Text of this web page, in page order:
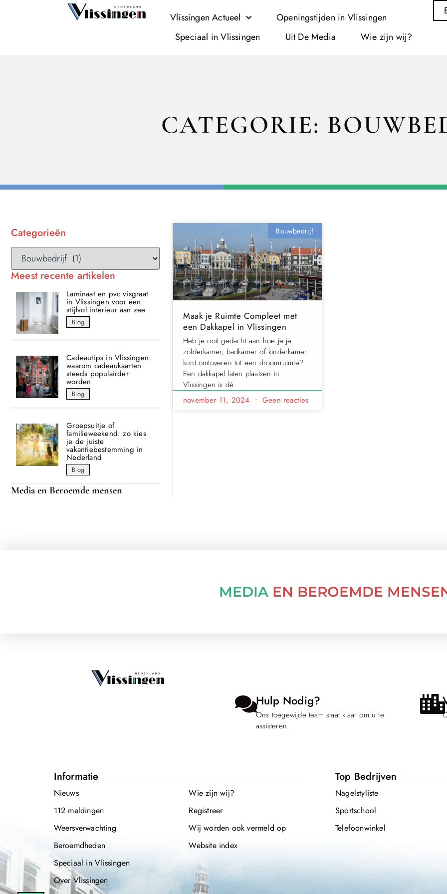
Vlissingen Actueel
Openingstijden in Vlissingen
Speciaal in Vlissingen
Uit De Media Wie zijn wij?
CATEGORIE:
Categorieën
Meest recente artikelen
Laminaat en pvc visgraat
in Vlissingen voor een
stijlvol interieur aan zee
Blog
Cadeautips in Vlissingen:
waarom cadeaukaarten
steeds populairder
worden
Blog
Groepsuitje of
familieweekend: zo kies
je de juiste
vakantiebestemming in
Nederland
Blog
Media en Beroemde mensen
Bouwbedrijf
Maak je Ruimte Compleet met
een Dakkapel in Vlissingen
Heb je ooit gedacht aan hoe je je
zolderkamer, badkamer of kinderkamer
kunt omtoveren tot een droomruimte?
Een dakkapel laten plaatsen in
Vlissingen is dé
november 11, 2024
Geen reacties
MEDIA EN BEROEMDE
Hulp Nodig?
Ons toegewijde team staat klaar om u te
assisteren.
Informatie
Nieuws
112 meldingen
Weersverwachting
Beroemdheden
Speciaal in Vlissingen
Over Vlissingen
Wie zijn wij?
Registreer
Wij worden ook vermeld op
Website index
Top Bedrijven
Nagelstyliste
Sportschool
Telefoonwinkel